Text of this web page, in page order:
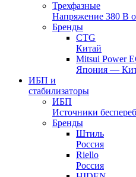
Трехфазные
Напряжение 380 В
Бренды
CTG
Китай
Mitsui Power
Япония —
ИБП и
стабилизаторы
ИБП
Источники
Бренды
Штиль
Россия
Riello
Россия